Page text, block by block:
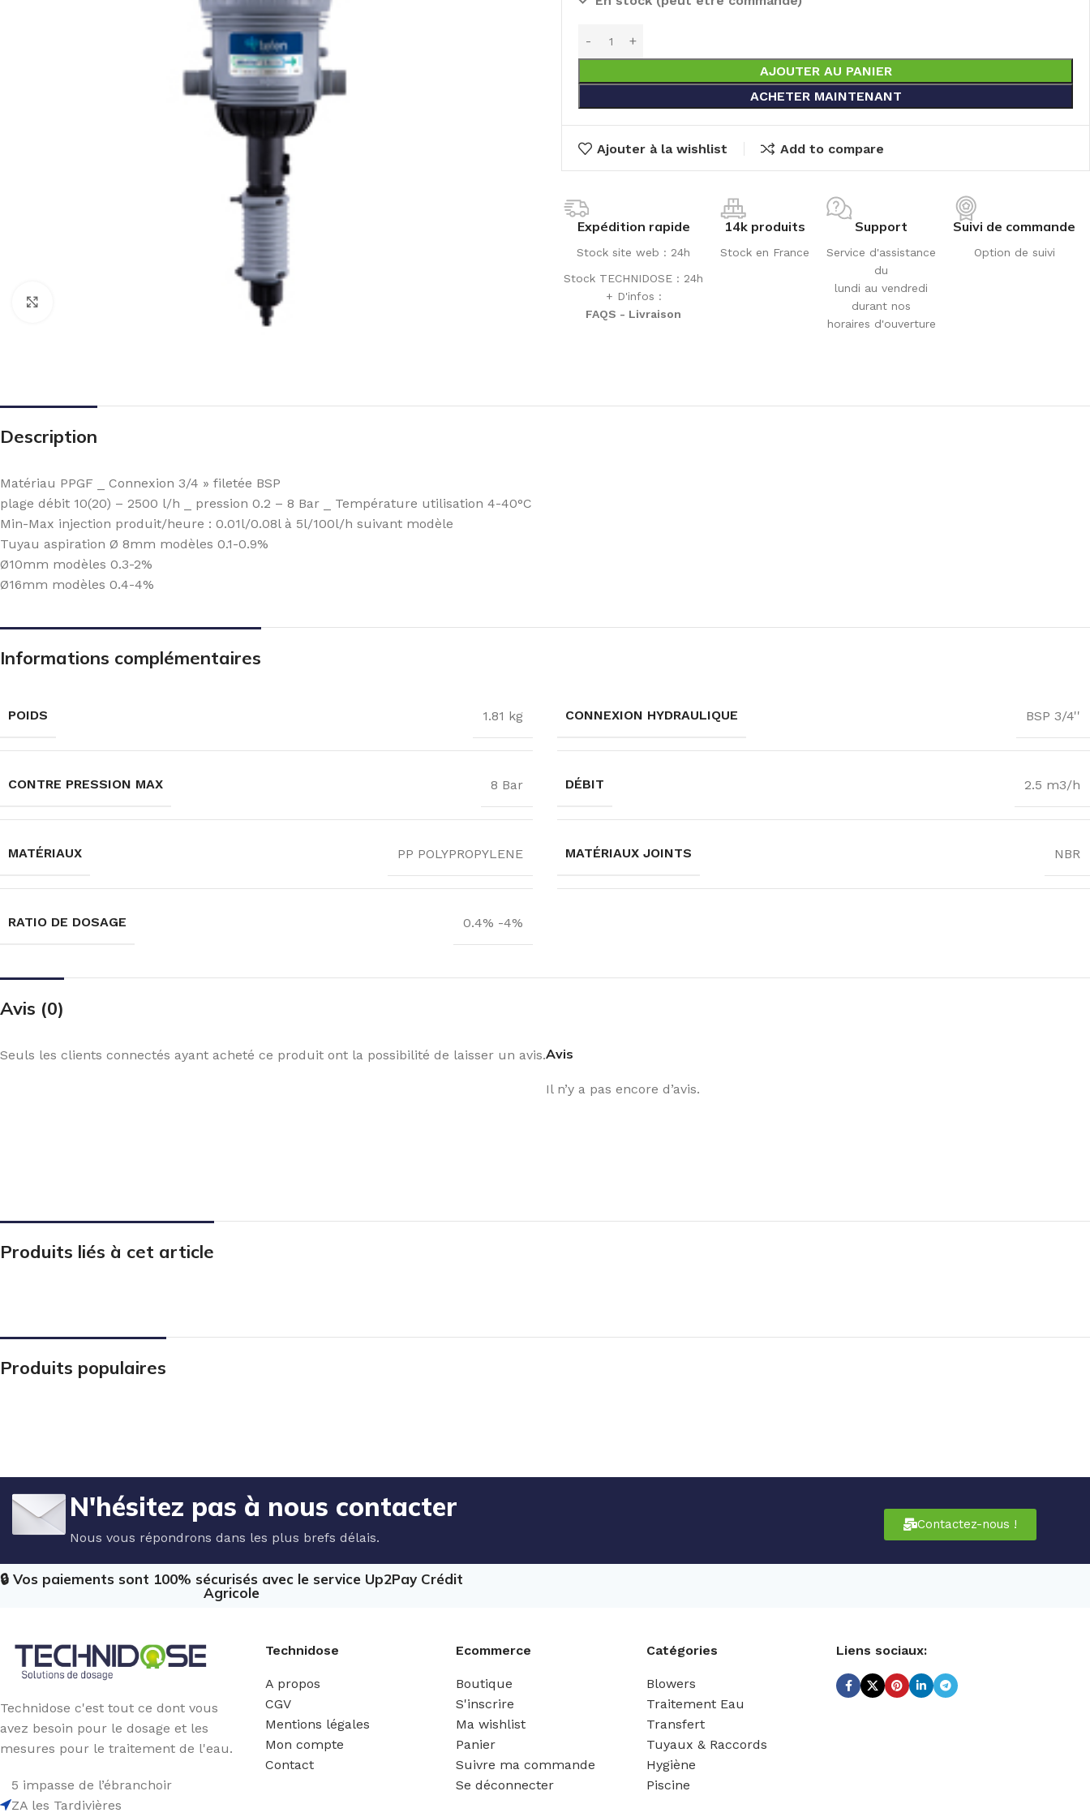
AJOUTER AU PANIER
ACHETER MAINTENANT
Ajouter à la wishlist Add to compare
Expédition rapide
Stock site web : 24h
Stock TECHNIDOSE : 24h
+ D'infos :
FAQS - Livraison
14k produits
Stock en France
Support
Service d'assistance
du
lundi au vendredi
durant nos
horaires d'ouverture
Suivi de commande
Option de suivi
Description
Matériau PPGF _ Connexion 3/4 » filetée BSP
plage débit 10(20) – 2500 l/h _ pression 0.2 – 8 Bar _ Température utilisation 4-40°C
Min-Max injection produit/heure : 0.01l/0.08l à 5l/100l/h suivant modèle
Tuyau aspiration Ø 8mm modèles 0.1-0.9%
Ø10mm modèles 0.3-2%
Ø16mm modèles 0.4-4%
Informations complémentaires
POIDS 1.81 kg CONNEXION HYDRAULIQUE BSP 3/4''
CONTRE PRESSION MAX 8 Bar DÉBIT 2.5 m3/h
MATÉRIAUX PP POLYPROPYLENE MATÉRIAUX JOINTS NBR
RATIO DE DOSAGE 0.4% -4%
Avis (0)
Avis
Il n’y a pas encore d’avis.
Seuls les clients connectés ayant acheté ce produit ont la possibilité de laisser un avis.
Produits liés à cet article
Produits populaires
N'hésitez pas à nous contacter
Nous vous répondrons dans les plus brefs délais.
Contactez-nous !
🔒 Vos paiements sont 100% sécurisés avec le service Up2Pay Crédit
Agricole
Technidose c'est tout ce dont vous
avez besoin pour le dosage et les
mesures pour le traitement de l'eau.
5 impasse de l’ébranchoir
ZA les Tardivières
Technidose
A propos
CGV
Mentions légales
Mon compte
Contact
Ecommerce
Boutique
S'inscrire
Ma wishlist
Panier
Suivre ma commande
Se déconnecter
Catégories
Blowers
Traitement Eau
Transfert
Tuyaux & Raccords
Hygiène
Piscine
Liens sociaux: